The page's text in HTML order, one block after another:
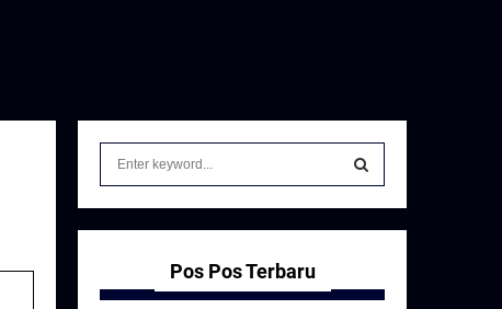
f
S
A
Pos Pos Terbaru